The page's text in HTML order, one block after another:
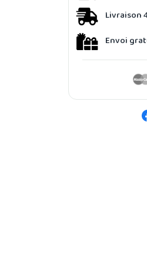
Livraison
Envoi